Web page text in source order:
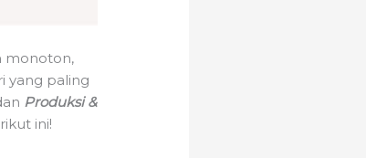
monoton,
yang paling
Produksi &
ini!